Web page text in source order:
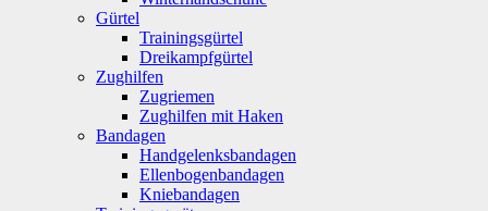
Gürtel
Trainingsgürtel
Dreikampfgürtel
Zughilfen
Zugriemen
Zughilfen mit Haken
Bandagen
Handgelenksbandagen
Ellenbogenbandagen
Kniebandagen